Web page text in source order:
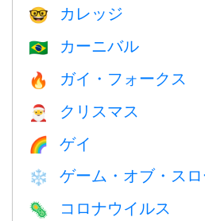
🤓 カレッジ
🇧🇷 カーニバル
🔥 ガイ・フォークス
🎅 クリスマス
🌈 ゲイ
❄️ ゲーム・オブ・ス
🦠 コロナウイルス